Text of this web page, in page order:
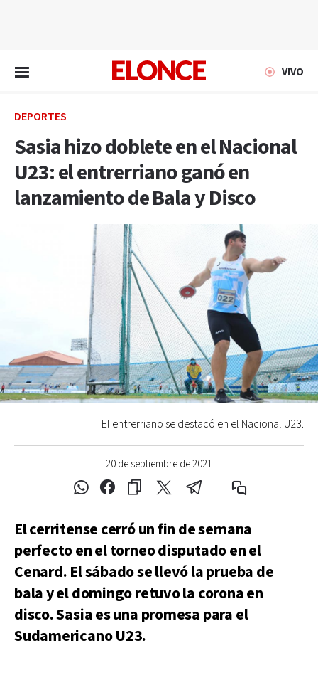
VIVO
DEPORTES
Sasia hizo doblete en el Nacional
U23: el entrerriano ganó en
lanzamiento de Bala y Disco
20 de septiembre de 2021
El entrerriano se destacó en el Nacional U23.
El cerritense cerró un fin de semana
perfecto en el torneo disputado en el
Cenard. El sábado se llevó la prueba de
bala y el domingo retuvo la corona en
disco. Sasia es una promesa para el
Sudamericano U23.